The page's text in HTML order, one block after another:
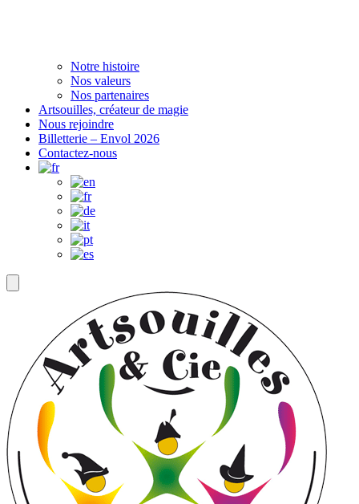
Notre histoire
Nos valeurs
Nos partenaires
Artsouilles, créateur de magie
Nous rejoindre
Billetterie – Envol 2026
Contactez-nous